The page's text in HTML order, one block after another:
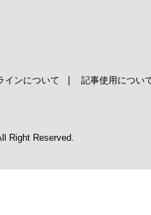
インについて 記事使用につい
Right Reserved.